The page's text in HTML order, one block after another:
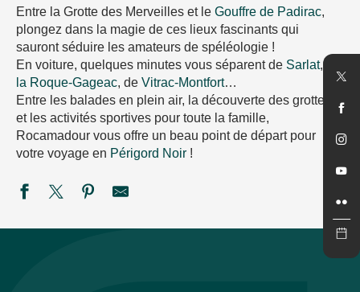
Entre la Grotte des Merveilles et le Gouffre de Padirac,
plongez dans la magie de ces lieux fascinants qui
sauront séduire les amateurs de spéléologie !
En voiture, quelques minutes vous séparent de Sarlat, de
la Roque-Gageac, de Vitrac-Montfort…
Entre les balades en plein air, la découverte des grottes
et les activités sportives pour toute la famille,
Rocamadour vous offre un beau point de départ pour
votre voyage en Périgord Noir !